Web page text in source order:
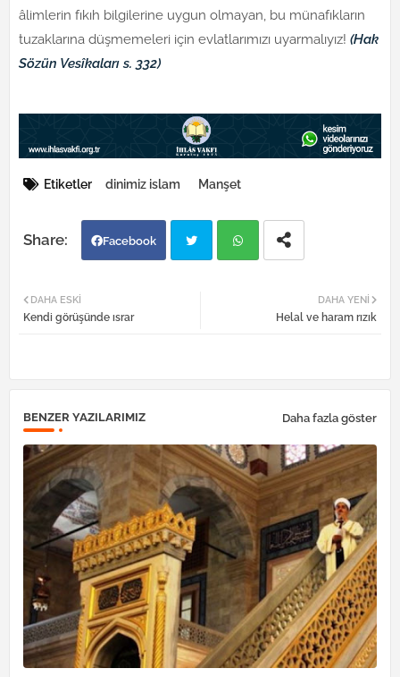
âlimlerin fıkıh bilgilerine uygun olmayan, bu münafıkların
tuzaklarına düşmemeleri için evlatlarımızı uyarmalıyız! (Hak
Sözün Vesîkaları s. 332)
Etiketler dinimiz islam Manşet
Facebook
DAHA YENI
Helal ve haram rızık
DAHA ESKI
Kendi görüşünde ısrar
BENZER YAZILARIMIZ Daha fazla göster